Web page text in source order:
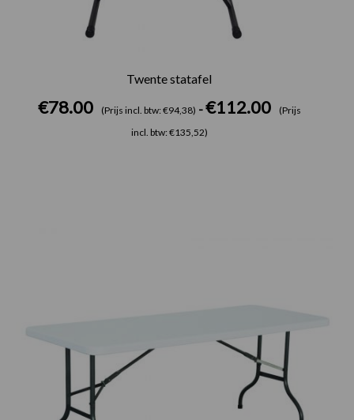
Twente statafel
€78.00 (Prijs incl. btw: €94,38) - €112.00
(Prijs
incl. btw: €135,52)